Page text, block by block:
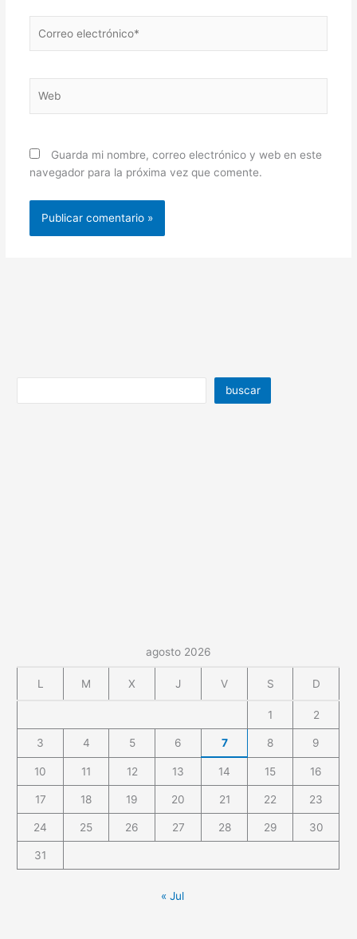
electrónico*
Guarda mi nombre, correo electrónico y web en este
navegador para la próxima vez que comente.
buscar
agosto 2026
L M X J V S D
1 2
3 4 5 6 7 8 9
10 11 12 13 14 15 16
17 18 19 20 21 22 23
24 25 26 27 28 29 30
31
« Jul